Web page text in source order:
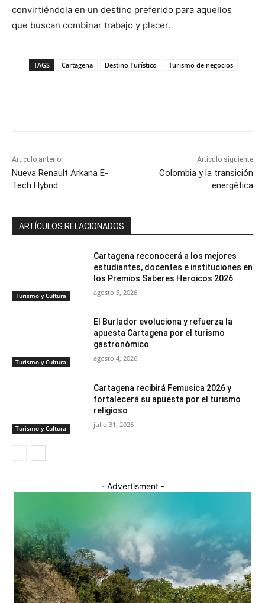
convirtiéndola en un destino preferido para aquellos
que buscan combinar trabajo y placer.
TAGS Cartagena Destino Turístico Turismo de negocios
Artículo anterior
Nueva Renault Arkana E-
Tech Hybrid
Artículo siguiente
Colombia y la transición
energética
ARTÍCULOS RELACIONADOS
Turismo y Cultura
Cartagena reconocerá a los mejores
estudiantes, docentes e instituciones en
los Premios Saberes Heroicos 2026
agosto 5, 2026
Turismo y Cultura
El Burlador evoluciona y refuerza la
apuesta Cartagena por el turismo
gastronómico
agosto 4, 2026
Turismo y Cultura
Cartagena recibirá Femusica 2026 y
fortalecerá su apuesta por el turismo
religioso
julio 31, 2026
- Advertisment -